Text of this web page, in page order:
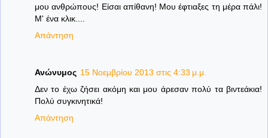
μου ανθρώπους! Είσαι απίθανη! Μου έφτιαξες τη μέρα πάλι!
Μ' ένα κλικ....
Απάντηση
Ανώνυμος 15 Νοεμβρίου 2013 στις 4:33 μ.μ.
Δεν το έχω ζήσει ακόμη και μου άρεσαν πολύ τα βιντεάκια!
Πολύ συγκινητικά!
Απάντηση